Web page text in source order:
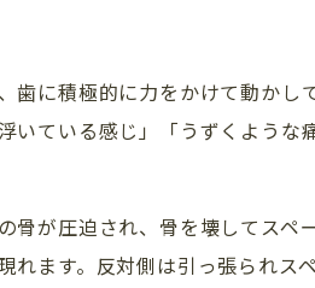
新着情報
歯に積極的に力をかけて動かし
いている感じ」「うずくような
骨が圧迫され、骨を壊してスペ
れます。反対側は引っ張られス